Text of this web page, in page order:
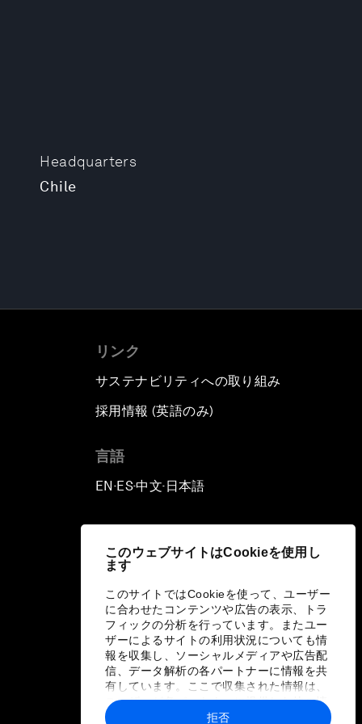
このウェブサイトはCookieを使用し
ます
このサイトではCookieを使って、ユーザー
に合わせたコンテンツや広告の表示、トラ
フィックの分析を行っています。またユー
ザーによるサイトの利用状況についても情
報を収集し、ソーシャルメディアや広告配
信、データ解析の各パートナーに情報を共
有しています。ここで収集された情報は、
ユーザーが各パートナーに提供した他の情
報や各パートナーのサービスを使用した際
拒否
Headquarters
Chile
リンク
サステナビリティへの取り組み
採用情報 (英語のみ)
言語
EN ▪ES▪中文▪ 日本語